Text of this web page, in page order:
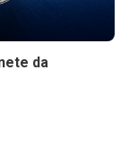
da